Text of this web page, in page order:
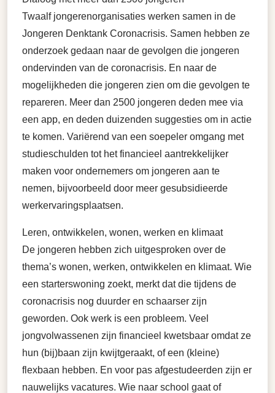
Twaalf jongerenorganisaties werken samen in de
Jongeren Denktank Coronacrisis. Samen hebben ze
onderzoek gedaan naar de gevolgen die jongeren
ondervinden van de coronacrisis. En naar de
mogelijkheden die jongeren zien om die gevolgen te
repareren. Meer dan 2500 jongeren deden mee via
een app, en deden duizenden suggesties om in actie
te komen. Variërend van een soepeler omgang met
studieschulden tot het financieel aantrekkelijker
maken voor ondernemers om jongeren aan te
nemen, bijvoorbeeld door meer gesubsidieerde
werkervaringsplaatsen.
Leren, ontwikkelen, wonen, werken en klimaat
De jongeren hebben zich uitgesproken over de
thema’s wonen, werken, ontwikkelen en klimaat. Wie
een starterswoning zoekt, merkt dat die tijdens de
coronacrisis nog duurder en schaarser zijn
geworden. Ook werk is een probleem. Veel
jongvolwassenen zijn financieel kwetsbaar omdat ze
hun (bij)baan zijn kwijtgeraakt, of een (kleine)
flexbaan hebben. En voor pas afgestudeerden zijn er
nauwelijks vacatures. Wie naar school gaat of